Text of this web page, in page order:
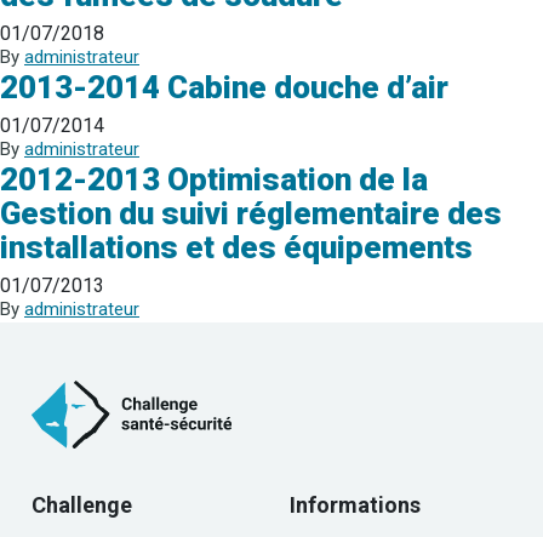
01/07/2018
By administrateur
2013-2014 Cabine douche d’air
01/07/2014
By administrateur
2012-2013 Optimisation de la
Gestion du suivi réglementaire des
installations et des équipements
01/07/2013
By administrateur
Challenge Informations